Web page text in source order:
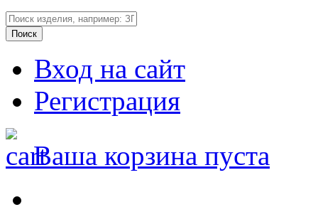
Вход на сайт
Регистрация
Ваша корзина пуста